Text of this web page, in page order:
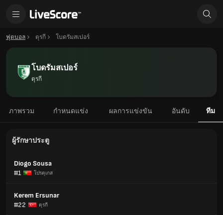
ฟุตบอล ตุรกี โบดรัมสเปอร์
โบดรัมสเปอร์
ตุรกี
ภาพรวม กำหนดแข่ง ผลการแข่งขัน อันดับ ทีม
ผู้รักษาประตู
Diogo Sousa
#1
โปรตุเกส
Kerem Ersunar
#22
ตุรกี